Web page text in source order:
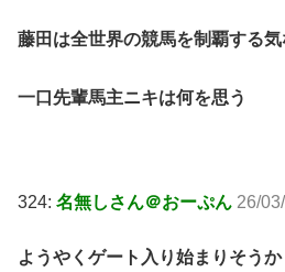
藤田は全世界の競馬を制覇する気
一口先輩馬主ニキは何を思う
324: 名無しさん＠おーぷん 26/
ようやくゲート入り始まりそうか